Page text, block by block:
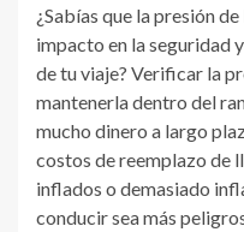
¿Sabías que la presión
impacto en la seguridad
de tu viaje? Verificar la
mantenerla dentro del
mucho dinero a largo
costos de reemplazo de
inflados o demasiado
conducir sea más